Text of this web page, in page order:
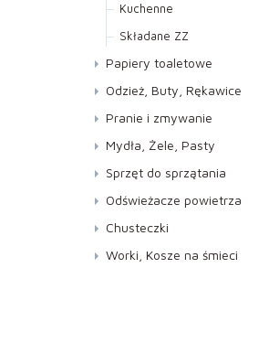
Podłogi
Specjalistyczne
WC i Sanitariaty
Kuchenne
Składane ZZ
Papiery toaletowe
Jumbo
Standard
Odzież, Buty, Rękawice
Buty
Rękawice
Pranie i zmywanie
Pranie
Zmywanie
Mydła, Żele, Pasty
Mydła
Pasty
Żele
Sprzęt do sprzątania
Kije, Stelaże, Mopy
Miotełki do kurzu
Miotły,Ściągaczki do podłóg
Odświeżacze powietrza
Neutralizatory
Pod ciśnieniem
Chusteczki
Worki, Kosze na śmieci